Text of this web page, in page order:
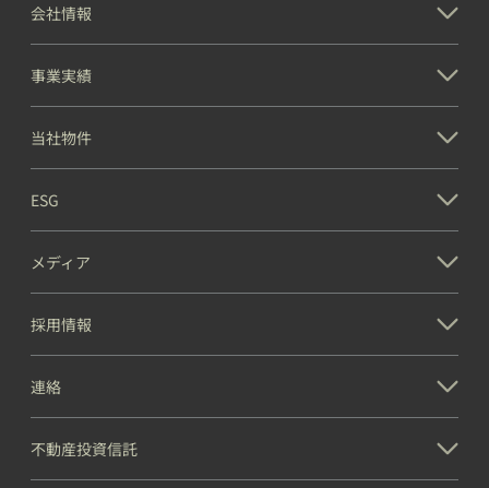
会社情報
事業実績
当社物件
ESG
メディア
採用情報
連絡
不動産投資信託